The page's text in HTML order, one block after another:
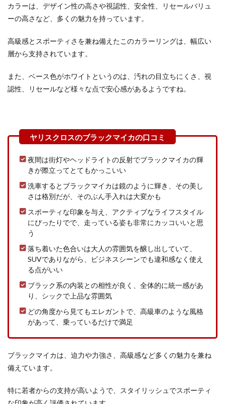
カラーは、デザイン性の高さや視認性、安全性、リセールバリュ
ーの高さなど、多くの魅力を持っています。
高級感とスポーティさを兼ね備えたこのカラーリングは、幅広い
層から支持されています。
また、ベース色がホワイトというのは、汚れの目立ちにくさ、視
認性、リセールなど様々な点で安心感があるようですね。
夜間は街灯やヘッドライトの反射でブラックマイカの輝
きが際立ってとてもかっこいい
洗車するとブラックマイカは鏡のように輝き、その美し
さは格別だが、そのぶん手入れは大変かも
スポーティな印象を与え、アクティブなライフスタイル
にぴったりでで、走っている姿も非常にカッコいいと思
う
落ち着いた色合いは大人の雰囲気を醸し出していて、
SUVでありながら、ビジネスシーンでも違和感なく使え
る点がいい
ブラック系の内装との相性が良く、全体的に統一感があ
り、シックで上品な雰囲気
どの角度から見てもエレガントで、高級車のような風格
があって、乗っているだけで満足
ブラックマイカは、迫力や力強さ、高級感など多くの魅力を兼ね
備えています。
特に若者からの支持が高いようで、スタイリッシュでスポーティ